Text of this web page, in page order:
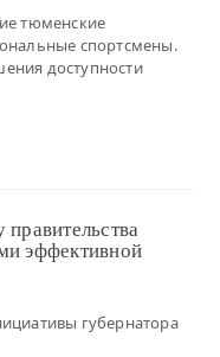
тюменские
спортсмены.
доступности
эффективной
губернатора